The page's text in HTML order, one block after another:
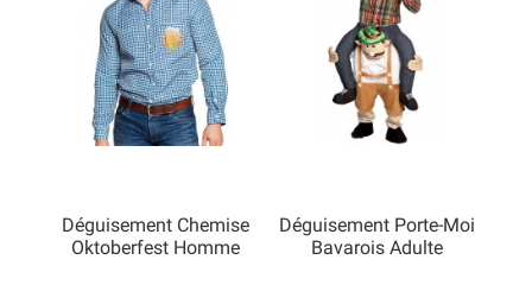
Déguisement Chemise
Oktoberfest Homme
Déguisement Porte-Moi
Bavarois Adulte